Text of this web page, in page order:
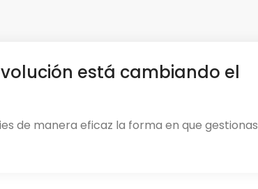
está cambiando el
de manera eficaz la forma en que gestionas